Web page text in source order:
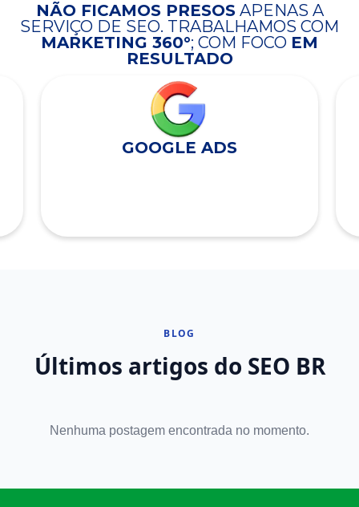
NÃO FICAMOS PRESOSAPENAS A
SERVIÇO DE SEO. TRABALHAMOS COM
MARKETING 360°; COM FOCO EM
RESULTADO
GOOGLE ADS
BLOG
Últimos artigos do SEO BR
Nenhuma postagem encontrada no momento.